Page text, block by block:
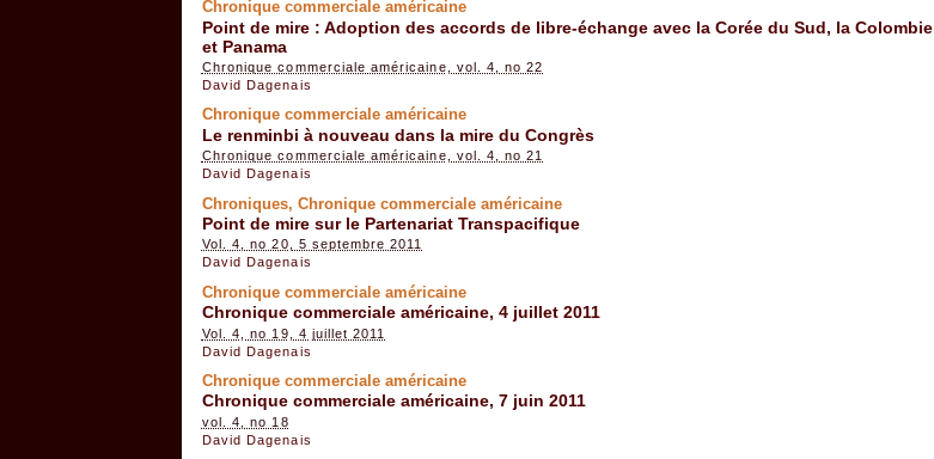
Chronique commerciale américaine
Point de mire : Adoption des accords de libre-échange avec la Corée du Sud, la Colombie
et Panama
Chronique commerciale américaine, vol. 4, no 22
David Dagenais
Chronique commerciale américaine
Le renminbi à nouveau dans la mire du Congrès
Chronique commerciale américaine, vol. 4, no 21
David Dagenais
Chroniques, Chronique commerciale américaine
Point de mire sur le Partenariat Transpacifique
Vol. 4, no 20, 5 septembre 2011
David Dagenais
Chronique commerciale américaine
Chronique commerciale américaine, 4 juillet 2011
Vol. 4, no 19, 4 juillet 2011
David Dagenais
Chronique commerciale américaine
Chronique commerciale américaine, 7 juin 2011
vol. 4, no 18
David Dagenais